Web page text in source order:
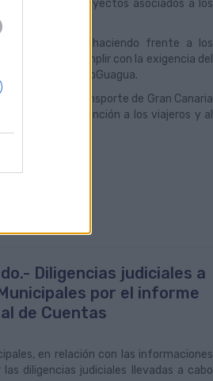
flota y los proyectos asociados a los
equilibrado, haciendo frente a los
y además cumplir con la exigencia del
de la MetroGuagua.
Única del Transporte de Gran Canaria
a la subvención a los viajeros y al
Diligencias judiciales a
por el informe
de Cuentas
en relación con las informaciones
las diligencias judiciales llevadas a cabo